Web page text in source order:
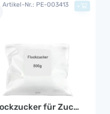
Artikel-Nr.: PE-003413
Flockzucker für Zuckerwattemaschine
+